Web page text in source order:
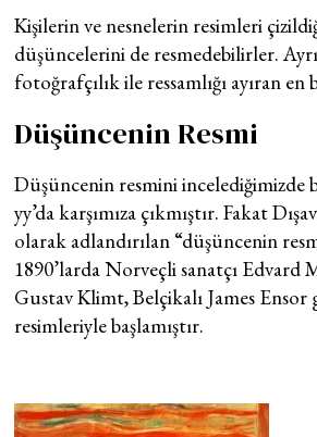
Kişilerin ve nesnelerin resimleri
düşüncelerini de resmedebilirler.
fotoğrafçılık ile ressamlığı ayıran
Düşüncenin Resmi
Düşüncenin resmini incelediğimizde
yy’da karşımıza çıkmıştır. Fakat
olarak adlandırılan “düşüncenin
1890’larda Norveçli sanatçı Edvard
Gustav Klimt, Belçikalı James Ensor
resimleriyle başlamıştır.